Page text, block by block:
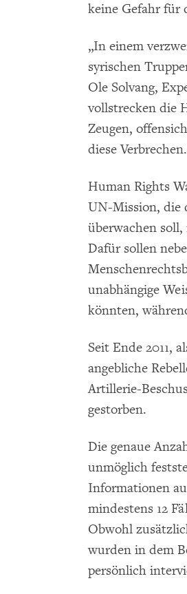
keine Gefahr für
„In einem
syrischen
Ole Solvang,
vollstrecken die
Zeugen,
diese
Human Rights
UN-Mission, die
überwachen
Dafür sollen
unabhängige
könnten,
Seit Ende 2011,
angebliche
Artillerie-
gestorben.
Die genaue
unmöglich
Informationen
mindestens 12
Obwohl
wurden in dem
persönlich